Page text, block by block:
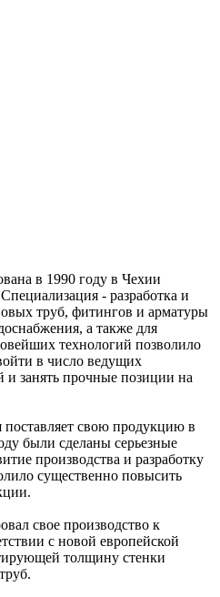
в 1990 году в Чехии
- разработка и
труб, фитингов и арматуры
а также для
технологий позволило
в число ведущих
и занять прочные позиции на
свою продукцию в
были сделаны серьезные
производства и разработку
существенно повысить
свое производство к
с новой европейской
толщину стенки